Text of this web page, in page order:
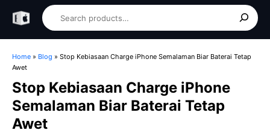
content
Home » Blog » Stop Kebiasaan Charge iPhone Semalaman Biar Baterai Tetap
Awet
Stop Kebiasaan Charge iPhone
Semalaman Biar Baterai Tetap
Awet